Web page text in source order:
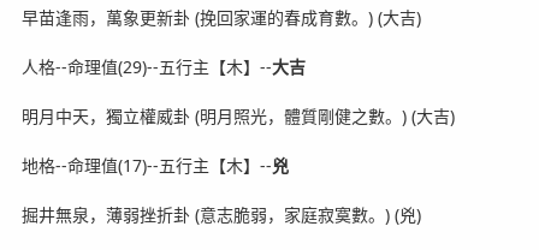
早苗逢雨，萬象更新卦 (挽回家運的春成育數。) (大吉)
人格--命理值(29)--五行主【木】--大吉
明月中天，獨立權威卦 (明月照光，體質剛健之數。) (大吉)
地格--命理值(17)--五行主【木】--兇
掘井無泉，薄弱挫折卦 (意志脆弱，家庭寂寞數。) (兇)